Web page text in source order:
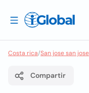
Costa rica/San jose san jose
Compartir